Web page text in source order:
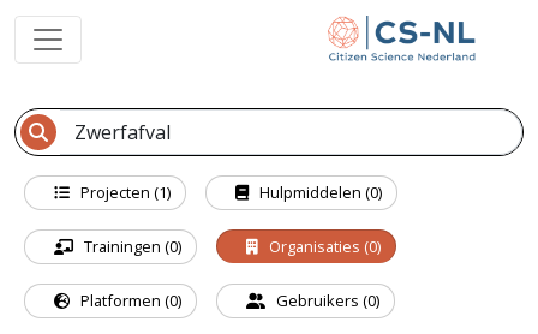
Projecten (1) Hulpmiddelen (0)
Trainingen (0) Organisaties (0)
Platformen (0) Gebruikers (0)